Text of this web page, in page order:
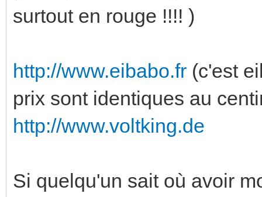
surtout en rouge !!!! )
http://www.eibabo.fr (c'est
prix sont identiques au
http://www.voltking.de
Si quelqu'un sait où avoir